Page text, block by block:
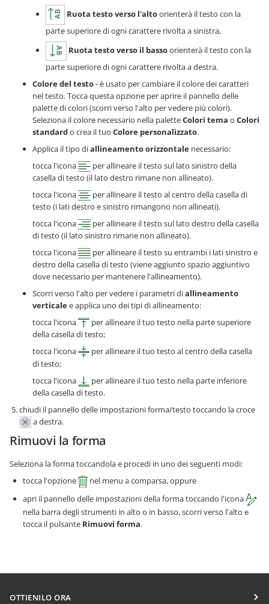
Ruota testo verso l'altoorienterà il testo con la
parte superiore di ogni carattere rivolta a sinistra,
Ruota testo verso il bassoorienterà il testo con la
parte superiore di ogni carattere rivolta a destra.
Colore del testo- è usato per cambiare il colore dei caratteri
nel testo. Tocca questa opzione per aprire il pannello delle
palette di colori (scorri verso l'alto per vedere più colori).
Seleziona il colore necessario nella paletteColori tema o Colori
standardo crea il tuo Colore personalizzato.
Applica il tipo diallineamento orizzontale necessario:
tocca l'icona
per allineare il testo sul lato sinistro della
casella di testo (il lato destro rimane non allineato).
tocca l'icona
per allineare il testo al centro della casella di
testo (i lati destro e sinistro rimangono non allineati).
tocca l'icona
per allineare il testo sul lato destro della casella
di testo (il lato sinistro rimane non allineato).
tocca l'icona
per allineare il testo su entrambi i lati sinistro e
destro della casella di testo (viene aggiunto spazio aggiuntivo
dove necessario per mantenere l'allineamento).
Scorri verso l'alto per vedere i parametri diallineamento
verticalee applica uno dei tipi di allineamento:
tocca l'icona
per allineare il tuo testo nella parte superiore
della casella di testo;
tocca l'icona
per allineare il tuo testo al centro della casella
di testo;
tocca l'icona
per allineare il tuo testo nella parte inferiore
della casella di testo.
chiudi il pannello delle impostazioni forma/testo toccando la croce
a destra.
Rimuovi la forma
Seleziona la forma toccandola e procedi in uno dei seguenti modi:
tocca l'opzione
nel menu a comparsa, oppure
apri il pannello delle impostazioni della forma toccando l'icona
nella barra degli strumenti in alto o in basso, scorri verso l'alto e
tocca il pulsante Rimuovi forma.
OTTIENILO ORA